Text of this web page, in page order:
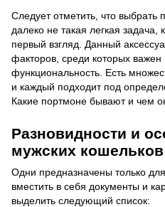
Следует отметить, что выбрать
далеко не такая легкая задача,
первый взгляд. Данный
факторов, среди которых
функциональность. Есть
и каждый подходит под
Какие портмоне бывают и чем
Разновидности и
мужских кошельков
Одни предназначены только
вместить в себя документы и
выделить следующий список: